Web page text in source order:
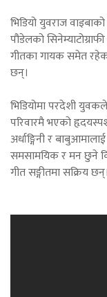
भिडियो युवराज
पौडेलको
गीतका गायक समेत
छन्।
भिडियोमा परदेशी
परिवारमै भएको
अर्धाङ्गिनी र
समसामयिक र मन छुने
गीत सङ्गीतमा सक्रिय